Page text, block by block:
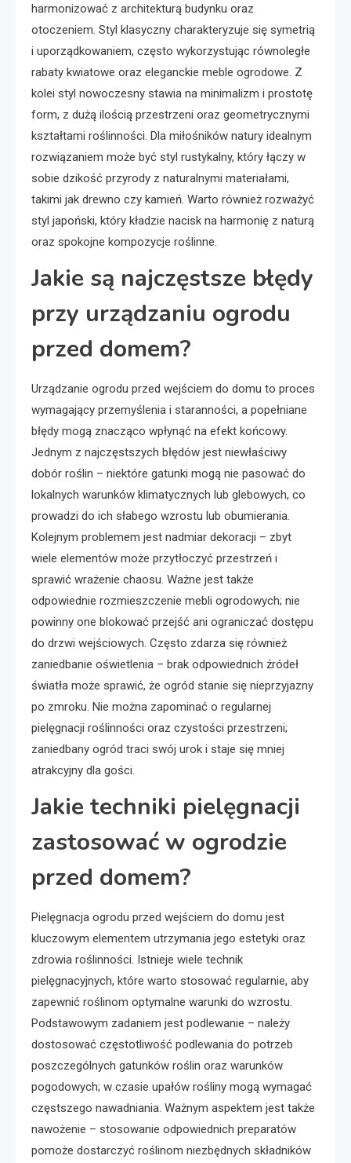
harmonizować z architekturą budynku oraz
otoczeniem. Styl klasyczny charakteryzuje się symetrią
i uporządkowaniem, często wykorzystując równoległe
rabaty kwiatowe oraz eleganckie meble ogrodowe. Z
kolei styl nowoczesny stawia na minimalizm i prostotę
form, z dużą ilością przestrzeni oraz geometrycznymi
kształtami roślinności. Dla miłośników natury idealnym
rozwiązaniem może być styl rustykalny, który łączy w
sobie dzikość przyrody z naturalnymi materiałami,
takimi jak drewno czy kamień. Warto również rozważyć
styl japoński, który kładzie nacisk na harmonię z naturą
oraz spokojne kompozycje roślinne.
Jakie są najczęstsze błędy
przy urządzaniu ogrodu
przed domem?
Urządzanie ogrodu przed wejściem do domu to proces
wymagający przemyślenia i staranności, a popełniane
błędy mogą znacząco wpłynąć na efekt końcowy.
Jednym z najczęstszych błędów jest niewłaściwy
dobór roślin – niektóre gatunki mogą nie pasować do
lokalnych warunków klimatycznych lub glebowych, co
prowadzi do ich słabego wzrostu lub obumierania.
Kolejnym problemem jest nadmiar dekoracji – zbyt
wiele elementów może przytłoczyć przestrzeń i
sprawić wrażenie chaosu. Ważne jest także
odpowiednie rozmieszczenie mebli ogrodowych; nie
powinny one blokować przejść ani ograniczać dostępu
do drzwi wejściowych. Często zdarza się również
zaniedbanie oświetlenia – brak odpowiednich źródeł
światła może sprawić, że ogród stanie się nieprzyjazny
po zmroku. Nie można zapominać o regularnej
pielęgnacji roślinności oraz czystości przestrzeni;
zaniedbany ogród traci swój urok i staje się mniej
atrakcyjny dla gości.
Jakie techniki pielęgnacji
zastosować w ogrodzie
przed domem?
Pielęgnacja ogrodu przed wejściem do domu jest
kluczowym elementem utrzymania jego estetyki oraz
zdrowia roślinności. Istnieje wiele technik
pielęgnacyjnych, które warto stosować regularnie, aby
zapewnić roślinom optymalne warunki do wzrostu.
Podstawowym zadaniem jest podlewanie – należy
dostosować częstotliwość podlewania do potrzeb
poszczególnych gatunków roślin oraz warunków
pogodowych; w czasie upałów rośliny mogą wymagać
częstszego nawadniania. Ważnym aspektem jest także
nawożenie – stosowanie odpowiednich preparatów
pomoże dostarczyć roślinom niezbędnych składników